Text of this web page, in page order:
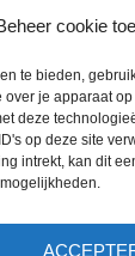
cookie
te bieden,
over je apparaat
deze
op deze site
intrekt, kan dit
© 2026